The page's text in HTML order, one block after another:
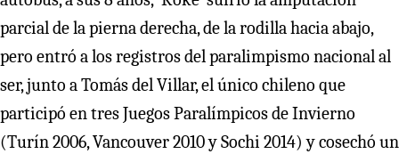
parcial de la pierna derecha, de la rodilla hacia abajo,
pero entró a los registros del paralimpismo nacional al
ser, junto a Tomás del Villar, el único chileno que
participó en tres Juegos Paralímpicos de Invierno
(Turín 2006, Vancouver 2010 y Sochi 2014) y cosechó un